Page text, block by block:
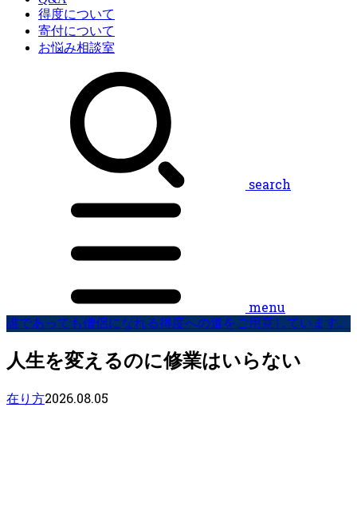
得度について
寄付について
お悩み相談室
search
menu
誰であっても僧侶になれる得度への道をご用意しています。
人生を変えるのに修業はいらない
在り方2026.08.05